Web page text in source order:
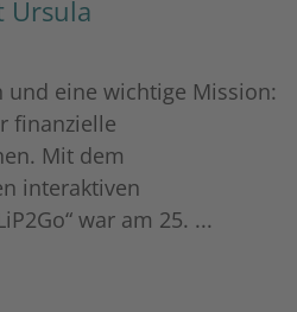
Ursula
und eine wichtige Mission:
finanzielle
Mit dem
interaktiven
war am 25. ...